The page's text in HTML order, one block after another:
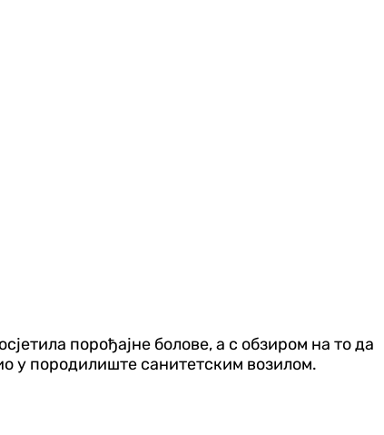
порођајне болове, а с обзиром на то да
у породилиште санитетским возилом.